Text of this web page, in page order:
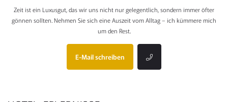
Zeit ist ein Luxusgut, das wir uns nicht nur gelegentlich, sondern immer öfter
gönnen sollten. Nehmen Sie sich eine Auszeit vom Alltag – ich kümmere mich
um den Rest.
E-Mail schreiben